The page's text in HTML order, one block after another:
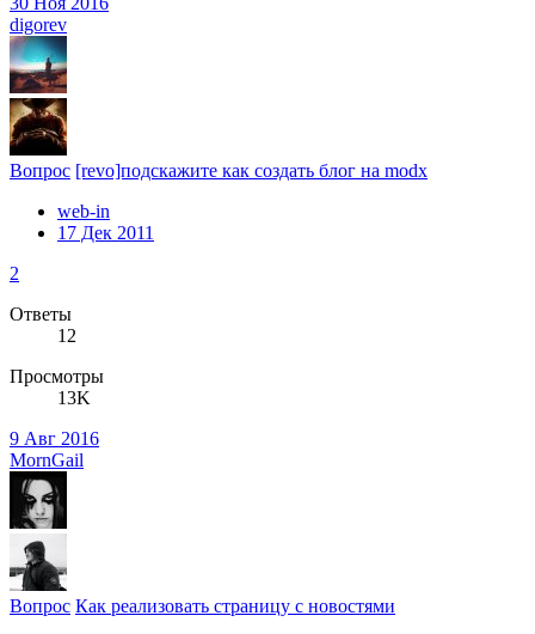
digorev
Вопрос [revo]подскажите как создать блог на modx
web-in
17 Дек 2011
2
Ответы
12
Просмотры
13K
9 Авг 2016
MornGail
Вопрос Как реализовать страницу с новостями